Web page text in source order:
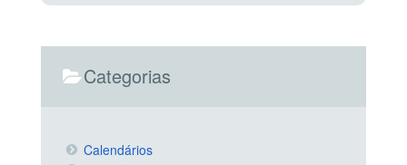
Categorias
Calendários